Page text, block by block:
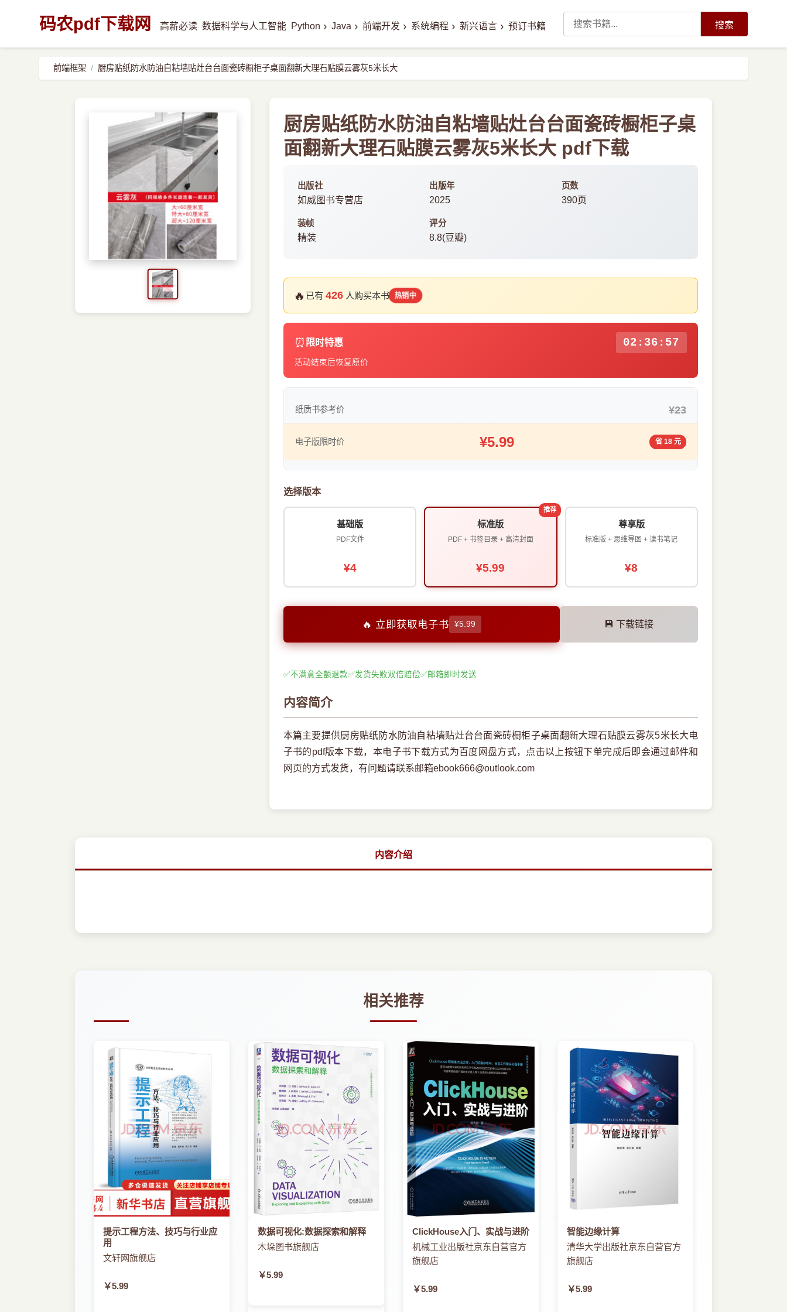
码农pdf下载网 高薪必读 数据科学与人工智能 Python › Java › 前端开发 › 系统编程 › 新兴语言 › 预订书籍 搜索
前端框架 厨房贴纸防水防油自粘墙贴灶台台面瓷砖橱柜子桌面翻新大理石贴膜云雾灰5米长大
厨房贴纸防水防油自粘墙贴灶台台面瓷砖橱柜子桌
面翻新大理石贴膜云雾灰5米长大 pdf下载
出版社
如威图书专营店
出版年
2025
页数
390页
装帧
精装
评分
8.8(豆瓣)
🔥 已有 426人购买本书 热销中
⏰ 限时特惠 02:36:56
活动结束后恢复原价
纸质书参考价 ¥23
电子版限时价 ¥5.99 省 18 元
选择版本
基础版
PDF文件
¥4
推荐
标准版
PDF + 书签目录 + 高清封面
¥5.99
尊享版
标准版 + 思维导图 + 读书笔记
¥8
🔥 立即获取电子书 ¥5.99 💾 下载链接
✅不满意全额退款✅发货失败双倍赔偿✅邮箱即时发送
内容简介
本篇主要提供厨房贴纸防水防油自粘墙贴灶台台面瓷砖橱柜子桌面翻新大理石贴膜云雾灰5米长大电
子书的pdf版本下载，本电子书下载方式为百度网盘方式，点击以上按钮下单完成后即会通过邮件和
网页的方式发货，有问题请联系邮箱ebook666@outlook.com
内容介绍
相关推荐
提示工程方法、技巧与行业应
用
文轩网旗舰店
￥5.99
数据可视化:数据探索和解释
木垛图书旗舰店
￥5.99
ClickHouse入门、实战与进阶
机械工业出版社京东自营官方
旗舰店
￥5.99
智能边缘计算
清华大学出版社京东自营官方
旗舰店
￥5.99